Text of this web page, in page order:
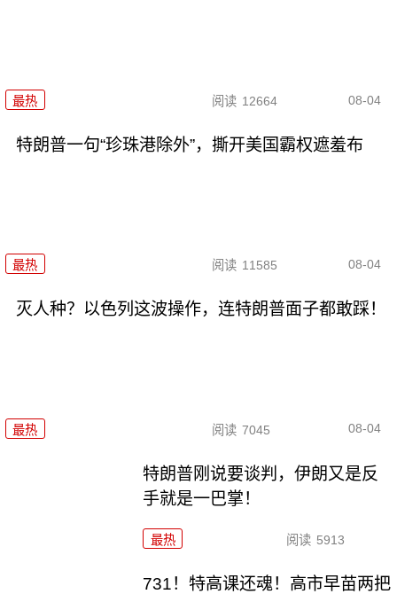
最热 阅读 12664 08-04
特朗普一句“珍珠港除外”，撕开美国霸权遮羞布
最热 阅读 11585 08-04
灭人种？以色列这波操作，连特朗普面子都敢踩！
最热 阅读 7045 08-04
特朗普刚说要谈判，伊朗又是反
手就是一巴掌！
最热 阅读 5913
731！特高课还魂！高市早苗两把